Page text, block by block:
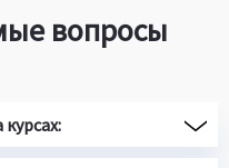
вопросы